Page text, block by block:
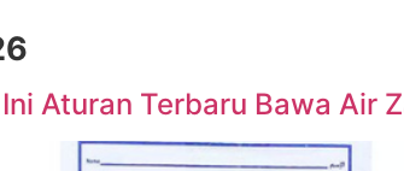
Aturan Terbaru Bawa Air